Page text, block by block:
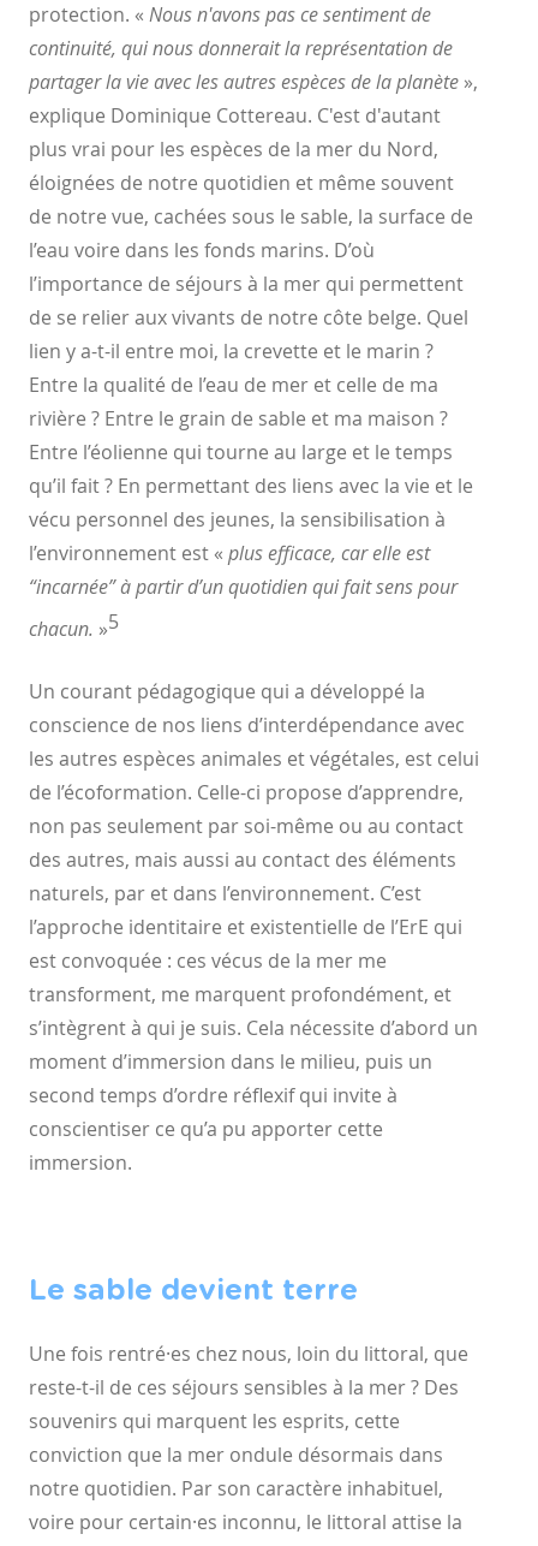
protection. « Nous n'avonspas ce sentiment de
continuité, qui nous donnerait lareprésentation de
partager la vie avec les autres espèces de laplanète »,
explique Dominique Cottereau. C'est d'autant
plus vrai pour les espèces de la mer du Nord,
éloignées de notre quotidien et même souvent
de notre vue, cachées sous le sable, la surface de
l’eau voire dans les fonds marins. D’où
l’importance de séjours à la mer qui permettent
de se relier aux vivants de notre côte belge. Quel
lien y a-t-il entre moi, la crevette et le marin ?
Entre la qualité de l’eau de mer et celle de ma
rivière ? Entre le grain de sable et ma maison ?
Entre l’éolienne qui tourne au large et le temps
qu’il fait ? En permettant des liens avec la vie et le
vécu personnel des jeunes, la sensibilisation à
l’environnement est« plus efficace, car elle est
“incarnée” à partir d’un quotidien qui faitsens pour
chacun. »5
Un courant pédagogique qui a développé la
conscience de nos liens d’interdépendance avec
les autres espèces animales etvégétales, est celui
de l’écoformation. Celle-ci propose d’apprendre,
non pas seulement par soi-même ou au contact
des autres, mais aussi au contact des éléments
naturels, par et dans l’environnement. C’est
l’approche identitaire et existentielle de l’ErE qui
est convoquée : ces vécus de la mer me
transforment, me marquent profondément, et
s’intègrent à qui je suis. Cela nécessite d’abord un
moment d’immersion dans le milieu, puis un
second temps d’ordre réflexif qui invite à
conscientiser ce qu’a pu apporter cette
immersion.
Le sable devient terre
Une fois rentré·es chez nous, loin du littoral, que
reste-t-il de ces séjours sensibles à la mer ? Des
souvenirs qui marquent les esprits, cette
conviction que la mer ondule désormais dans
notre quotidien. Par son caractère inhabituel,
voire pour certain·es inconnu, le littoral attise la